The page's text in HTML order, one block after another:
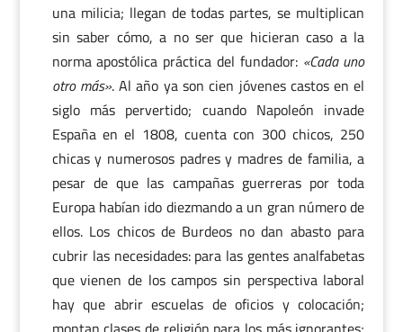
una milicia; llegan de todas partes, se multiplican
sin saber cómo, a no ser que hicieran caso a la
norma apostólica práctica del fundador: «Cada uno
otro más». Al año ya son cien jóvenes castos en el
siglo más pervertido; cuando Napoleón invade
España en el 1808, cuenta con 300 chicos, 250
chicas y numerosos padres y madres de familia, a
pesar de que las campañas guerreras por toda
Europa habían ido diezmando a un gran número de
ellos. Los chicos de Burdeos no dan abasto para
cubrir las necesidades: para las gentes analfabetas
que vienen de los campos sin perspectiva laboral
hay que abrir escuelas de oficios y colocación;